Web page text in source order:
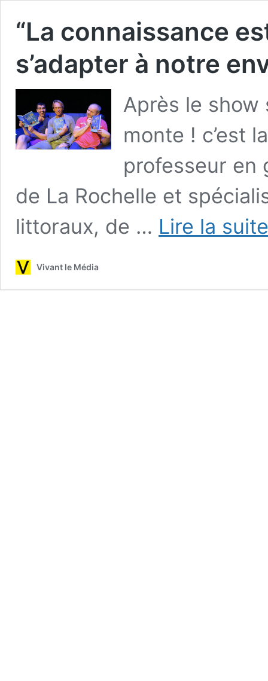
“La connaissance
s’adapter à notre
Après le
monte ! c’est
professeur en
de La Rochelle et
littoraux, de … Lire la
Vivant le Média